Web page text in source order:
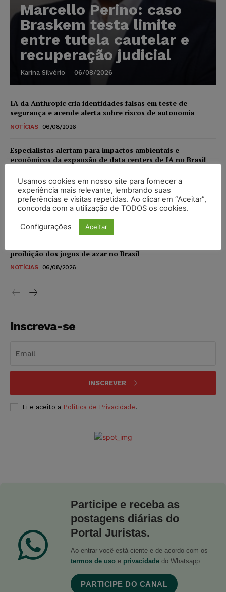
Marcello Perino: caso
Braskem testa limite
entre tutela cautelar e
recuperação judicial
Karina Silvério - 06/08/2026
IA da Anthropic cria identidades falsas em teste de
segurança e acende alerta sobre riscos de autonomia
NOTÍCIAS 06/08/2026
Especialistas alertam para impactos ambientais e
econômicos da expansão de data centers de IA no Brasil
TSE reforça que sistemas das urnas eletrônicas tornam-se
invioláveis após assinatura digital e lacração
proibição dos jogos de azar no Brasil
NOTÍCIAS 06/08/2026
Inscreva-se
INSCREVER
Li e aceito a Política de Privacidade.
Participe e receba as
postagens diárias do
Portal Juristas.
Ao entrar você está ciente e de acordo com os
termos de uso e privacidade do Whatsapp.
PARTICIPE DO CANAL
Usamos cookies em nosso site para fornecer a
experiência mais relevante, lembrando suas
preferências e visitas repetidas. Ao clicar em “Aceitar”,
concorda com a utilização de TODOS os cookies.
Configurações Aceitar